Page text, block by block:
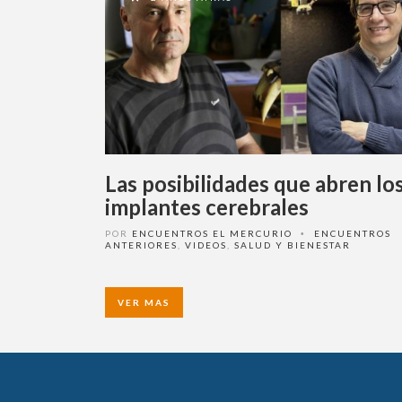
Las posibilidades que abren
implantes cerebrales
POR ENCUENTROS EL MERCURIO •
ENCUENTROS
ANTERIORES
VIDEOS SALUD Y BIENESTAR
VER MAS